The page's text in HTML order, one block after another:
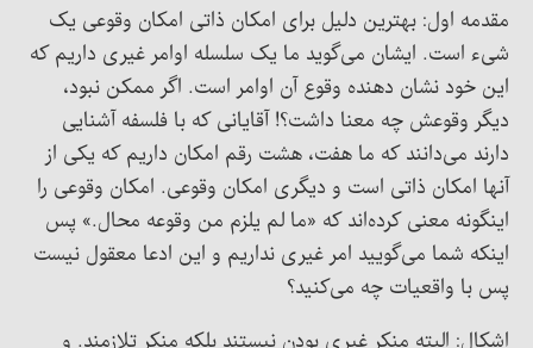
مقدمه اول: بهترین دلیل برای امکان ذاتی امکان وقوعی یک
شیء است. ایشان می‌گوید ما یک سلسله اوامر غیری داریم که
این خود نشان دهنده وقوع آن اوامر است. اگر ممکن نبود،
دیگر وقوعش چه معنا داشت؟! آقایانی که با فلسفه آشنایی
دارند می‌دانند که ما هفت، هشت رقم امکان داریم که یکی از
آنها امکان ذاتی است و دیگری امکان وقوعی. امکان وقوعی را
اینگونه معنی کرده‌اند که «ما لم یلزم من وقوعه محال.» پس
اینکه شما می‌گویید امر غیری نداریم و این ادعا معقول نیست
پس با واقعیات چه می‌کنید؟